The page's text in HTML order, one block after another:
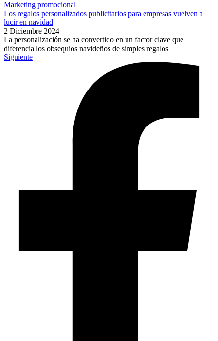
Marketing promocional
Los regalos personalizados publicitarios para empresas vuelven a
lucir en navidad
2 Diciembre 2024
La personalización se ha convertido en un factor clave que
diferencia los obsequios navideños de simples regalos
Siguiente